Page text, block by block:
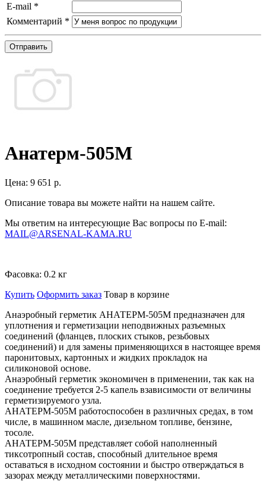
E-mail *
Комментарий *
Отправить
Анатерм-505М
Цена: 9 651 р.
Описание товара вы можете найти на нашем сайте.
Мы ответим на интересующие Вас вопросы по E-mail:
MAIL@ARSENAL-KAMA.RU
Фасовка: 0.2 кг
Купить Оформить заказ Товар в корзине
Анаэробный герметик АНАТЕРМ-505М предназначен для
уплотнения и герметизации неподвижных разъемных
соединений (фланцев, плоских стыков, резьбовых
соединений) и для замены применяющихся в настоящее время
паронитовых, картонных и жидких прокладок на
силиконовой основе.
Анаэробный герметик экономичен в применении, так как на
соединение требуется 2-5 капель взависимости от величины
герметизируемого узла.
АНАТЕРМ-505М работоспособен в различных средах, в том
числе, в машинном масле, дизельном топливе, бензине,
тосоле.
АНАТЕРМ-505М представляет собой наполненный
тиксотропный состав, способный длительное время
оставаться в исходном состоянии и быстро отверждаться в
зазорах между металлическими поверхностями.